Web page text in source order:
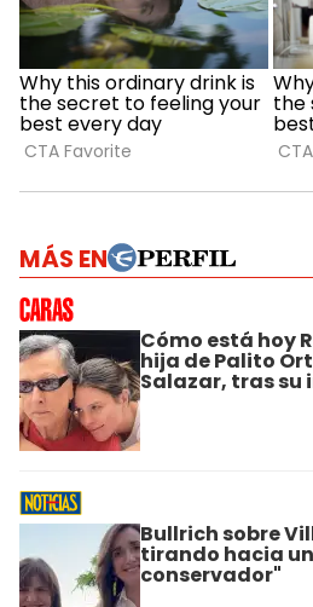
MÁS EN
Cómo está hoy
hija de Palito
Salazar, tras su
Bullrich sobre
tirando hacia
conservador"